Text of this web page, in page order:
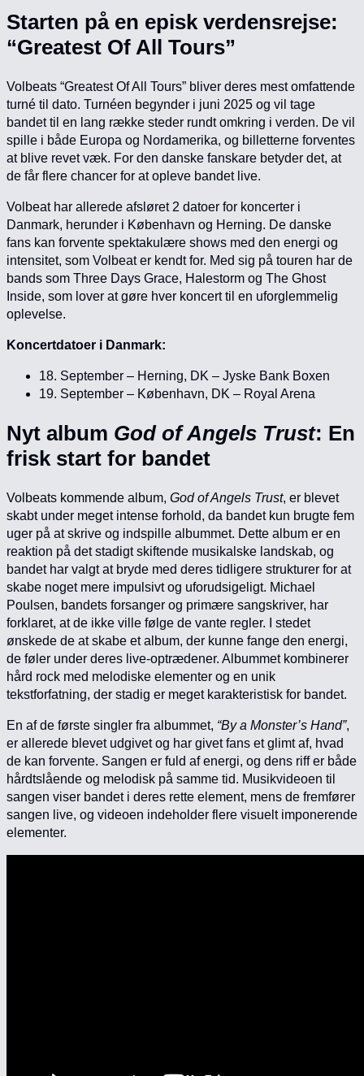
Starten på en episk verdensrejse:
“Greatest Of All Tours”
Volbeats “Greatest Of All Tours” bliver deres mest omfattende
turné til dato. Turnéen begynder i juni 2025 og vil tage
bandet til en lang række steder rundt omkring i verden. De vil
spille i både Europa og Nordamerika, og billetterne forventes
at blive revet væk. For den danske fanskare betyder det, at
de får flere chancer for at opleve bandet live.
Volbeat har allerede afsløret 2 datoer for koncerter i
Danmark, herunder i København og Herning. De danske
fans kan forvente spektakulære shows med den energi og
intensitet, som Volbeat er kendt for. Med sig på touren har de
bands som Three Days Grace, Halestorm og The Ghost
Inside, som lover at gøre hver koncert til en uforglemmelig
oplevelse.
Koncertdatoer i Danmark:
18. September – Herning, DK – Jyske Bank Boxen
19. September – København, DK – Royal Arena
Nyt album God of Angels Trust: En
frisk start for bandet
Volbeats kommende album, God of Angels Trust, er blevet
skabt under meget intense forhold, da bandet kun brugte fem
uger på at skrive og indspille albummet. Dette album er en
reaktion på det stadigt skiftende musikalske landskab, og
bandet har valgt at bryde med deres tidligere strukturer for at
skabe noget mere impulsivt og uforudsigeligt. Michael
Poulsen, bandets forsanger og primære sangskriver, har
forklaret, at de ikke ville følge de vante regler. I stedet
ønskede de at skabe et album, der kunne fange den energi,
de føler under deres live-optrædener. Albummet kombinerer
hård rock med melodiske elementer og en unik
tekstforfatning, der stadig er meget karakteristisk for bandet.
En af de første singler fra albummet, “By a Monster’s Hand”,
er allerede blevet udgivet og har givet fans et glimt af, hvad
de kan forvente. Sangen er fuld af energi, og dens riff er både
hårdtslående og melodisk på samme tid. Musikvideoen til
sangen viser bandet i deres rette element, mens de fremfører
sangen live, og videoen indeholder flere visuelt imponerende
elementer.